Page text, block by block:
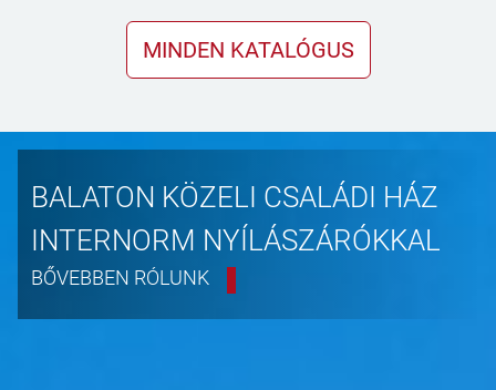
MINDEN KATALÓGUS
BALATON KÖZELI CSALÁDI HÁZ
INTERNORM NYÍLÁSZÁRÓKKAL
BŐVEBBEN RÓLUNK